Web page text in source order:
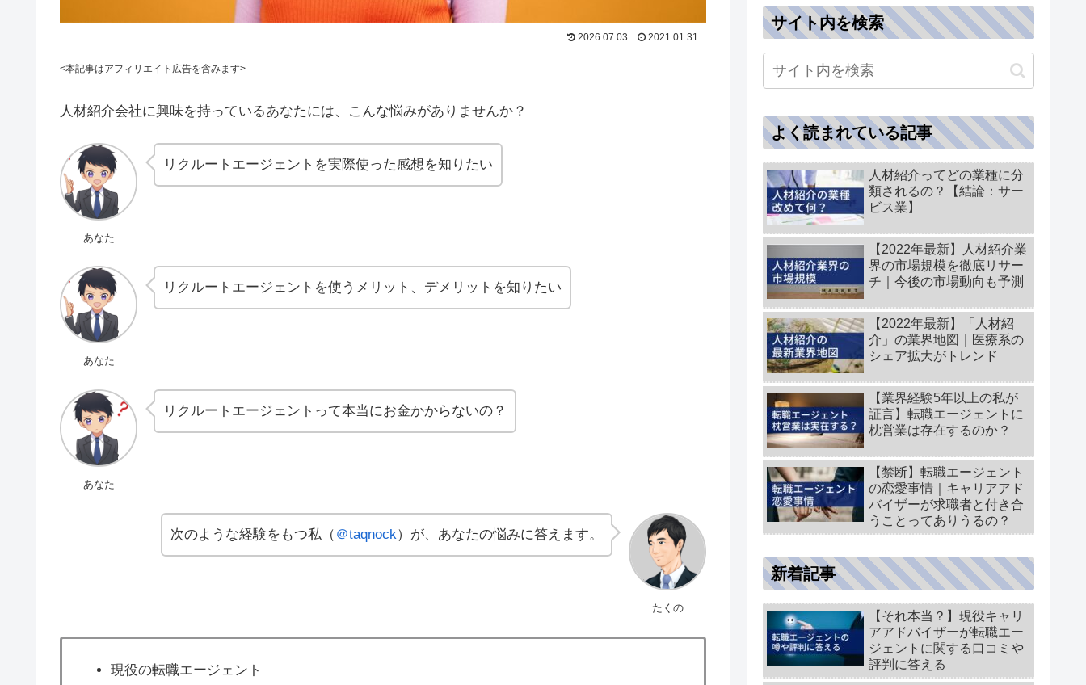
2026.07.03 2021.01.31
<本記事はアフィリエイト広告を含みます>
人材紹介会社に興味を持っているあなたには、こんな悩みがありませんか？
あなた
リクルートエージェントを実際使った感想を知りたい
あなた
リクルートエージェントを使うメリット、デメリットを知りたい
あなた
リクルートエージェントって本当にお金かからないの？
たくの
次のような経験をもつ私（ ＠taqnock）が、あなたの悩みに答えます。
現役の転職エージェント
サイト内を検索
よく読まれている記事
人材紹介ってどの業種に分
類されるの？【結論：サー
ビス業】
【2022年最新】人材紹介業
界の市場規模を徹底リサー
チ｜今後の市場動向も予測
【2022年最新】「人材紹
介」の業界地図｜医療系の
シェア拡大がトレンド
【業界経験5年以上の私が
証言】転職エージェントに
枕営業は存在するのか？
【禁断】転職エージェント
の恋愛事情｜キャリアアド
バイザーが求職者と付き合
うことってありうるの？
新着記事
【それ本当？】現役キャリ
アアドバイザーが転職エー
ジェントに関する口コミや
評判に答える